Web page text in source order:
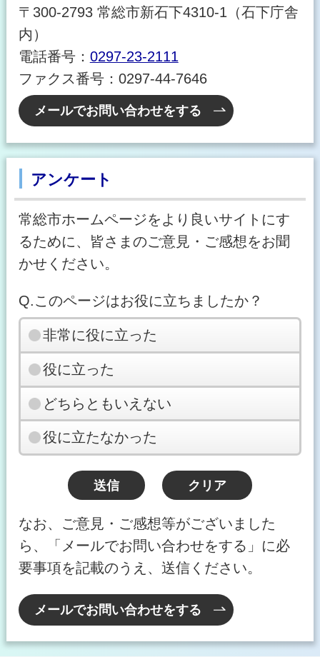
〒300-2793 常総市新石下4310-1（石下庁舎
内）
電話番号： 0297-23-2111
ファクス番号：0297-44-7646
メールでお問い合わせをする
アンケート
常総市ホームページをより良いサイトにす
るために、皆さまのご意見・ご感想をお聞
かせください。
Q.このページはお役に立ちましたか？
非常に役に立った
役に立った
どちらともいえない
役に立たなかった
なお、ご意見・ご感想等がございました
ら、「メールでお問い合わせをする」に必
要事項を記載のうえ、送信ください。
メールでお問い合わせをする